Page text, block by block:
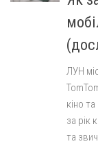
ЛУН
кіно
за рік
та